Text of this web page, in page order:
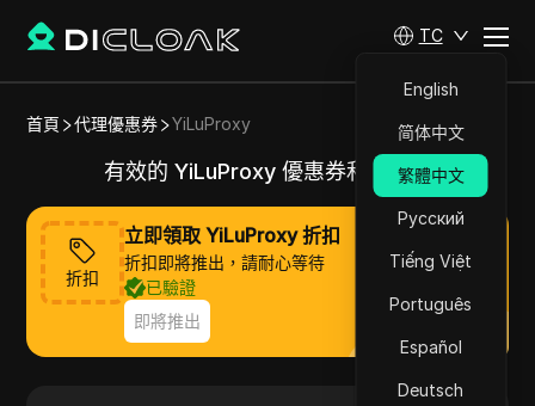
TC
English
简体中文
繁體中文
Русский
Tiếng Việt
Português
Español
Deutsch
首頁 代理優惠券 YiLuProxy
有效的 YiLuProxy 優惠券和優惠碼
折扣
立即領取 YiLuProxy 折扣
折扣即將推出，請耐心等待
已驗證
即將推出